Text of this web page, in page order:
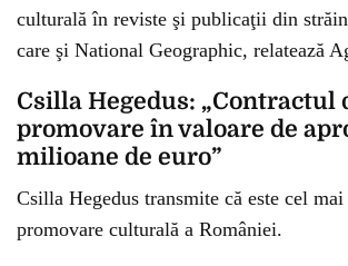
culturală în reviste şi publicaţii din
care şi National Geographic, relatează
Csilla Hegedus: „Contractul
promovare în valoare de
milioane de euro”
Csilla Hegedus transmite că este cel
promovare culturală a României.